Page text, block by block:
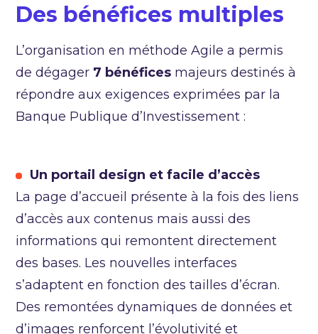
Des bénéfices multiples
L’organisation en méthode Agile a permis
de dégager 7 bénéfices majeurs destinés à
répondre aux exigences exprimées par la
Banque Publique d’Investissement :
Un portail design et facile d’accès
La page d’accueil présente à la fois des liens
d’accès aux contenus mais aussi des
informations qui remontent directement
des bases. Les nouvelles interfaces
s’adaptent en fonction des tailles d’écran.
Des remontées dynamiques de données et
d’images renforcent l’évolutivité et